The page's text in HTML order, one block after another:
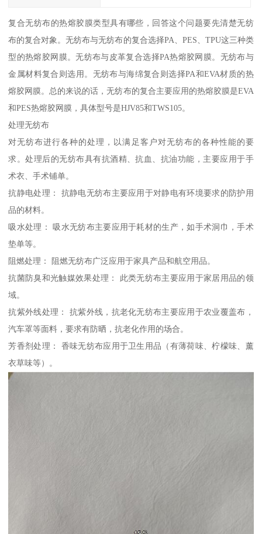
复合无纺布的热熔胶膜类型具有哪些，回答这个问题要先清楚无纺
布的复合对象。无纺布与无纺布的复合选择PA、PES、TPU这三种类
型的热熔胶网膜。无纺布与皮革复合选择PA热熔胶网膜。无纺布与
金属材料复合则选用。无纺布与海绵复合则选择PA和EVA材质的热
熔胶网膜。总的来说的话，无纺布的复合主要应用的热熔胶膜是EVA
和PES热熔胶网膜，具体型号是HJV85和TWS105。
处理无纺布
对无纺布进行各种的处理，以满足客户对无纺布的各种性能的要
求。处理后的无纺布具有抗酒精、抗血、抗油功能，主要应用于手
术衣、手术铺单。
抗静电处理： 抗静电无纺布主要应用于对静电有环境要求的防护用
品的材料。
吸水处理： 吸水无纺布主要应用于耗材的生产，如手术洞巾，手术
垫单等。
阻燃处理： 阻燃无纺布广泛应用于家具产品和航空用品。
抗菌防臭和光触媒效果处理： 此类无纺布主要应用于家居用品的领
域。
抗紫外线处理： 抗紫外线，抗老化无纺布主要应用于农业覆盖布，
汽车罩等面料，要求有防晒，抗老化作用的场合。
芳香剂处理： 香味无纺布应用于卫生用品（有薄荷味、柠檬味、薰
衣草味等）。